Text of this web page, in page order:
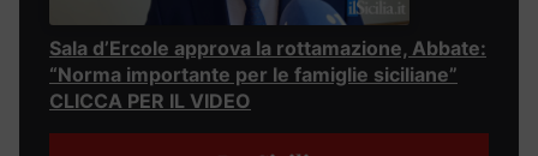
Sala d’Ercole approva la rottamazione, Abbate:
“Norma importante per le famiglie siciliane”
CLICCA PER IL VIDEO